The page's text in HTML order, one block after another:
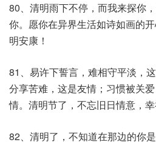
80、清明雨下不停，而我来探你
你。愿你在异界生活如诗如画的
明安康！
81、易许下誓言，难相守平淡，
分享苦难，这是友情；习惯被关
情。清明节了，不忘旧日情意，幸
82、清明了，不知道在那边的你